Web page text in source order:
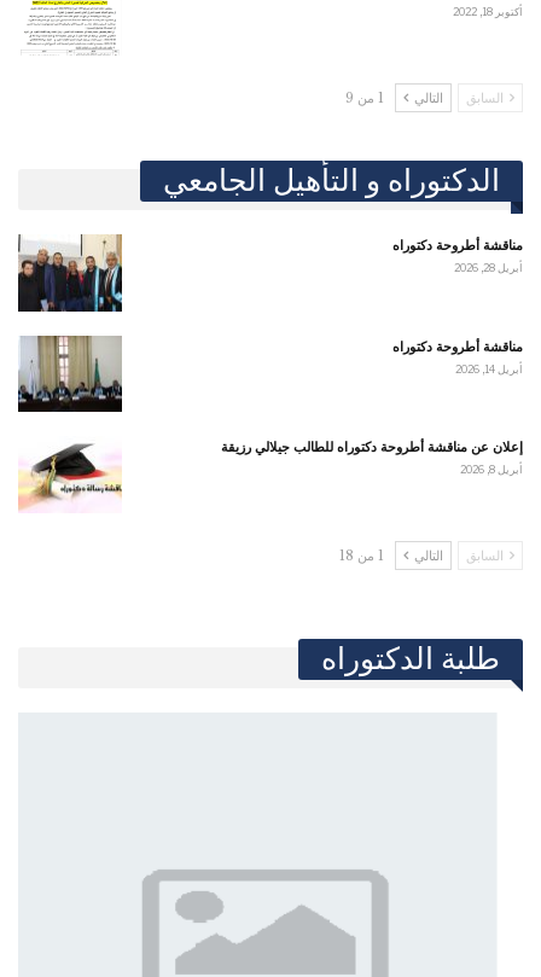
أكتوبر 18, 2022
السابق التالي 1 من 9
الدكتوراه و التأهيل الجامعي
مناقشة أطروحة دكتوراه
أبريل 28, 2026
مناقشة أطروحة دكتوراه
أبريل 14, 2026
إعلان عن مناقشة أطروحة دكتوراه للطالب جيلالي رزيقة
أبريل 8, 2026
السابق التالي 1 من 18
طلبة الدكتوراه